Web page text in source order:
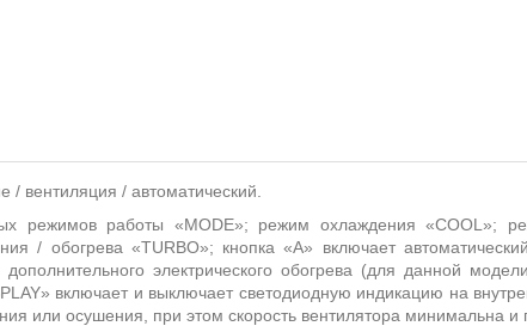
вентиляция / автоматический.
режимов работы «MODE»; режим охлаждения «COOL»;
/ обогрева «TURBO»; кнопка «A» включает
дополнительного электрического обогрева (для данной
» включает и выключает светодиодную индикацию на
или осушения, при этом скорость вентилятора минимальна и